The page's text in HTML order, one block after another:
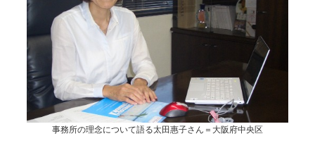
事務所の理念について語る太田惠子さん＝大阪府中央区